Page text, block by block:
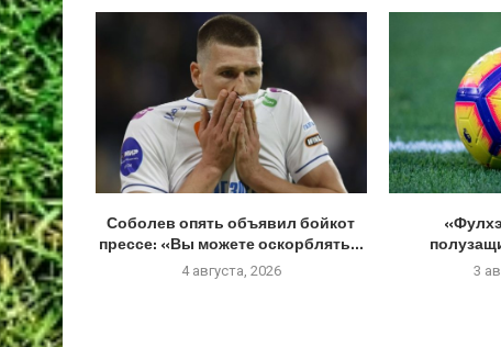
Соболев опять объявил бойкот
прессе: «Вы можете оскорблять...
4 августа, 2026 3